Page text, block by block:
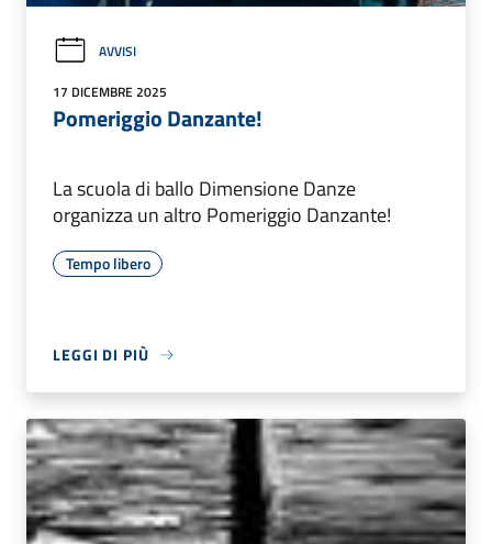
AVVISI
17 DICEMBRE 2025
Pomeriggio Danzante!
La scuola di ballo Dimensione Danze
organizza un altro Pomeriggio Danzante!
Tempo libero
LEGGI DI PIÙ